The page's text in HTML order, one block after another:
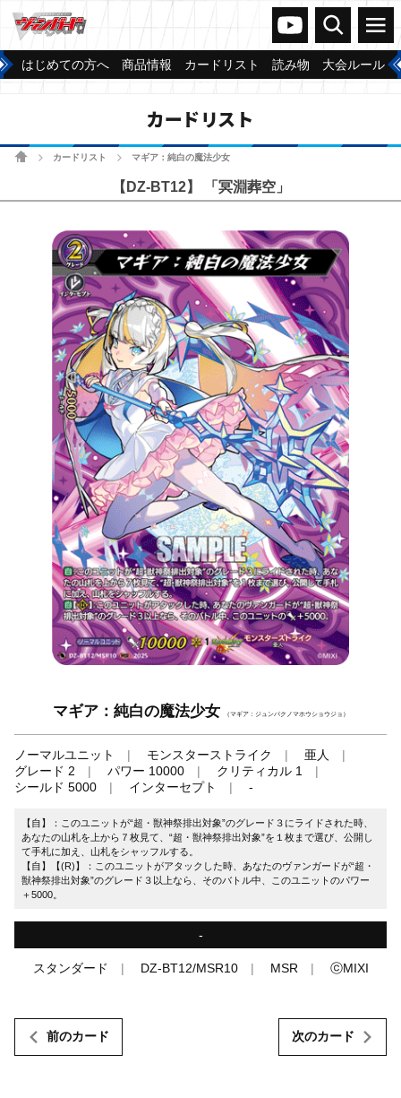
ヴァンガードch
検索 メニュー
はじめての方へ 商品情報 カードリスト 読み物 大会ルール
カードリスト
ホームカードリスト マギア：純白の魔法少女
【DZ-BT12】 「冥淵葬空」
マギア：純白の魔法少女 （マギア：ジュンパクノマホウショウジョ）
ノーマルユニット モンスターストライク
亜人
グレード 2
パワー 10000
クリティカル 1
シールド 5000
インターセプト -
【自】：このユニットが“超・獣神祭排出対象”のグレード３にライドされた時、
あなたの山札を上から７枚見て、“超・獣神祭排出対象”を１枚まで選び、公開し
て手札に加え、山札をシャッフルする。
【自】【(R)】：このユニットがアタックした時、あなたのヴァンガードが“超・
獣神祭排出対象”のグレード３以上なら、そのバトル中、このユニットのパワー
＋5000。
-
スタンダード DZ-BT12/MSR10 MSR ⓒMIXI
前のカード 次のカード